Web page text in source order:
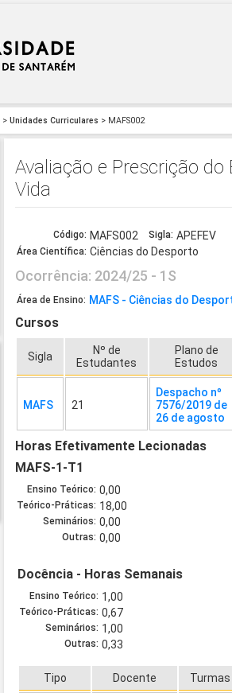
> Unidades Curriculares > MAFS002
Avaliação e Prescrição
Vida
Código: MAFS002 Sigla: APEFEV
Área Científica: Ciências do Desporto
Ocorrência: 2024/25 - 1S
Área de Ensino: MAFS - Ciências do
Cursos
Sigla
Nº de
Estudantes
Plano de
Estudos
MAFS 21
Despacho nº
7576/2019 de
26 de agosto
Horas Efetivamente Lecionadas
MAFS-1-T1
Ensino Teórico: 0,00
Teórico-Práticas: 18,00
Seminários: 0,00
Outras: 0,00
Docência - Horas Semanais
Ensino Teórico: 1,00
Teórico-Práticas: 0,67
Seminários: 1,00
Outras: 0,33
Tipo Docente Turmas